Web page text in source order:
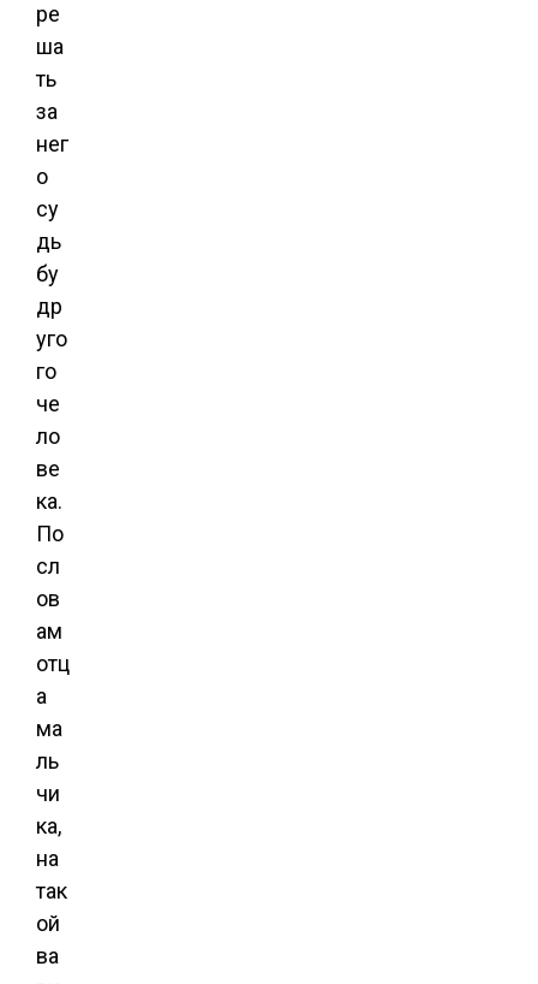
ре
ша
ть
за
нег
о
су
дь
бу
др
уго
го
че
ло
ве
ка.
По
сл
ов
ам
отц
а
ма
ль
чи
ка,
на
так
ой
ва